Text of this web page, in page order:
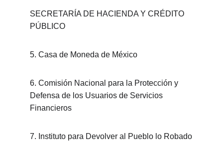
SECRETARÍA DE HACIENDA Y CRÉDITO
PÚBLICO
5. Casa de Moneda de México
6. Comisión Nacional para la Protección y
Defensa de los Usuarios de Servicios
Financieros
7. Instituto para Devolver al Pueblo lo Robado